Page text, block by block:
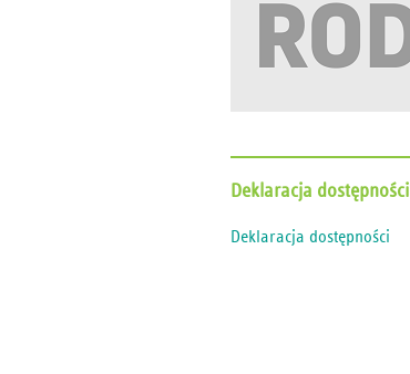
Deklaracja dostępności
Deklaracja dostępności